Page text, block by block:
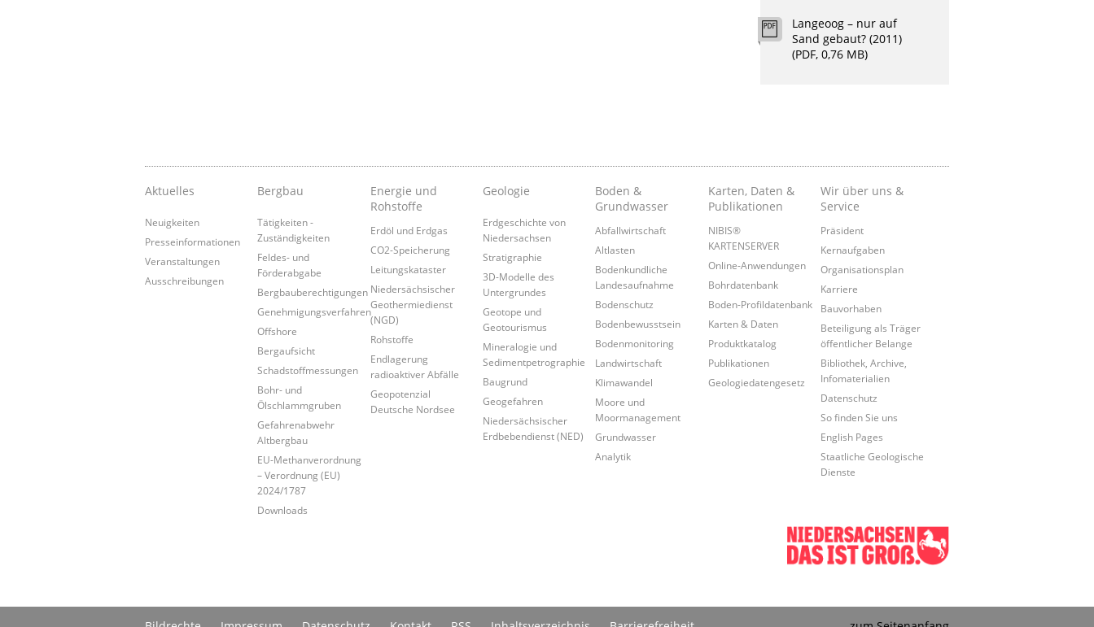
Langeoog – nur auf
Sand gebaut? (2011)
(PDF, 0,76 MB)
Aktuelles
Neuigkeiten
Presseinformationen
Veranstaltungen
Ausschreibungen
Bergbau
Tätigkeiten -
Zuständigkeiten
Feldes- und
Förderabgabe
Bergbauberechtigungen
Genehmigungsverfahren
Offshore
Bergaufsicht
Schadstoffmessungen
Bohr- und
Ölschlammgruben
Gefahrenabwehr
Altbergbau
EU-Methanverordnung
– Verordnung (EU)
2024/1787
Downloads
Energie und
Rohstoffe
Erdöl und Erdgas
CO2-Speicherung
Leitungskataster
Niedersächsischer
Geothermiedienst
(NGD)
Rohstoffe
Endlagerung
radioaktiver Abfälle
Geopotenzial
Deutsche Nordsee
Geologie
Erdgeschichte von
Niedersachsen
Stratigraphie
3D-Modelle des
Untergrundes
Geotope und
Geotourismus
Mineralogie und
Sedimentpetrographie
Baugrund
Geogefahren
Niedersächsischer
Erdbebendienst (NED)
Boden &
Grundwasser
Abfallwirtschaft
Altlasten
Bodenkundliche
Landesaufnahme
Bodenschutz
Bodenbewusstsein
Bodenmonitoring
Landwirtschaft
Klimawandel
Moore und
Moormanagement
Grundwasser
Analytik
Karten, Daten &
Publikationen
NIBIS®
KARTENSERVER
Online-Anwendungen
Bohrdatenbank
Boden-Profildatenbank
Karten & Daten
Produktkatalog
Publikationen
Geologiedatengesetz
Wir über uns &
Service
Präsident
Kernaufgaben
Organisationsplan
Karriere
Bauvorhaben
Beteiligung als Träger
öffentlicher Belange
Bibliothek, Archive,
Infomaterialien
Datenschutz
So finden Sie uns
English Pages
Staatliche Geologische
Dienste